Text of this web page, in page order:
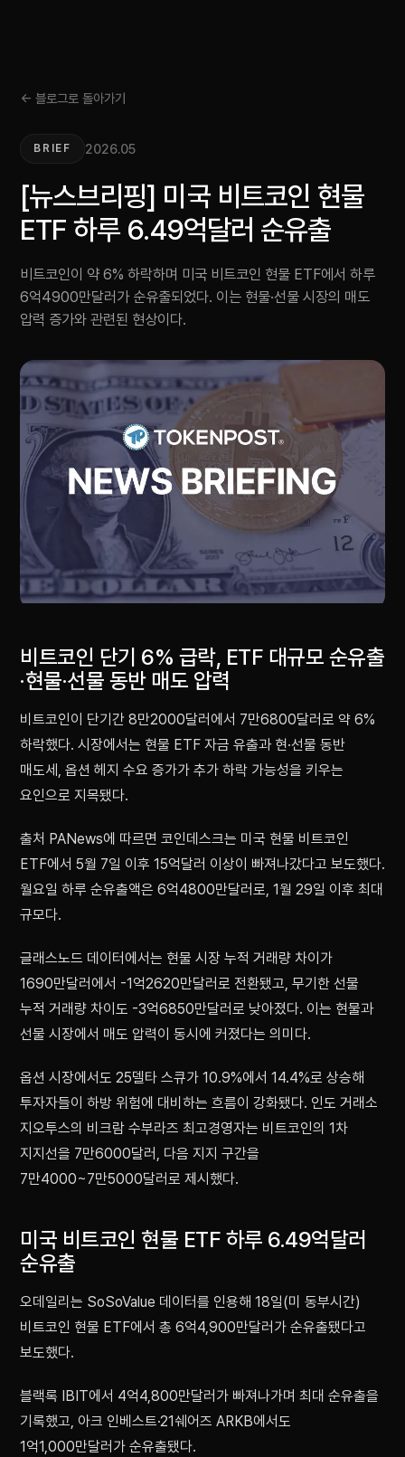
← 블로그로 돌아가기
BRIEF 2026.05
[뉴스브리핑] 미국 비트코인 현물
ETF 하루 6.49억달러 순유출
비트코인이 약 6% 하락하며 미국 비트코인 현물 ETF에서 하루
6억4900만달러가 순유출되었다. 이는 현물·선물 시장의 매도
압력 증가와 관련된 현상이다.
비트코인 단기 6% 급락, ETF 대규모 순유출
·현물·선물 동반 매도 압력
비트코인이 단기간 8만2000달러에서 7만6800달러로 약 6%
하락했다. 시장에서는 현물 ETF 자금 유출과 현·선물 동반
매도세, 옵션 헤지 수요 증가가 추가 하락 가능성을 키우는
요인으로 지목됐다.
출처 PANews에 따르면 코인데스크는 미국 현물 비트코인
ETF에서 5월 7일 이후 15억달러 이상이 빠져나갔다고 보도했다.
월요일 하루 순유출액은 6억4800만달러로, 1월 29일 이후 최대
규모다.
글래스노드 데이터에서는 현물 시장 누적 거래량 차이가
1690만달러에서 -1억2620만달러로 전환됐고, 무기한 선물
누적 거래량 차이도 -3억6850만달러로 낮아졌다. 이는 현물과
선물 시장에서 매도 압력이 동시에 커졌다는 의미다.
옵션 시장에서도 25델타 스큐가 10.9%에서 14.4%로 상승해
투자자들이 하방 위험에 대비하는 흐름이 강화됐다. 인도 거래소
지오투스의 비크람 수부라즈 최고경영자는 비트코인의 1차
지지선을 7만6000달러, 다음 지지 구간을
7만4000~7만5000달러로 제시했다.
미국 비트코인 현물 ETF 하루 6.49억달러
순유출
오데일리는 SoSoValue 데이터를 인용해 18일(미 동부시간)
비트코인 현물 ETF에서 총 6억4,900만달러가 순유출됐다고
보도했다.
블랙록 IBIT에서 4억4,800만달러가 빠져나가며 최대 순유출을
기록했고, 아크 인베스트·21쉐어즈 ARKB에서도
1억1,000만달러가 순유출됐다.